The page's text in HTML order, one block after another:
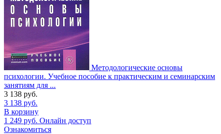
Методологические основы
психологии. Учебное пособие к практическим и семинарским
занятиям для ...
3 138 руб.
3 138 руб.
В корзину
1 249 руб. Онлайн доступ
Ознакомиться